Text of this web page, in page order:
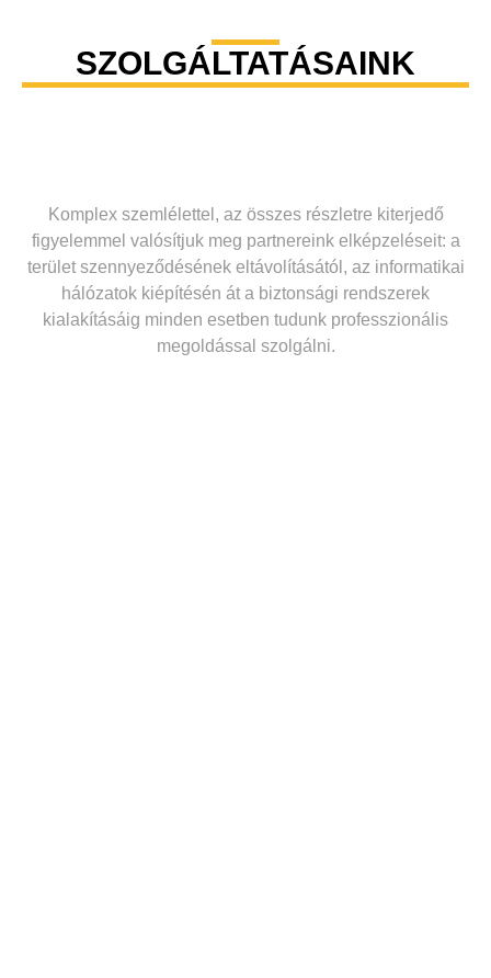
SZOLGÁLTATÁSAINK
Komplex szemlélettel, az összes részletre kiterjedő
figyelemmel valósítjuk meg partnereink elképzeléseit: a
terület szennyeződésének eltávolításától, az informatikai
hálózatok kiépítésén át a biztonsági rendszerek
kialakításáig minden esetben tudunk professzionális
megoldással szolgálni.